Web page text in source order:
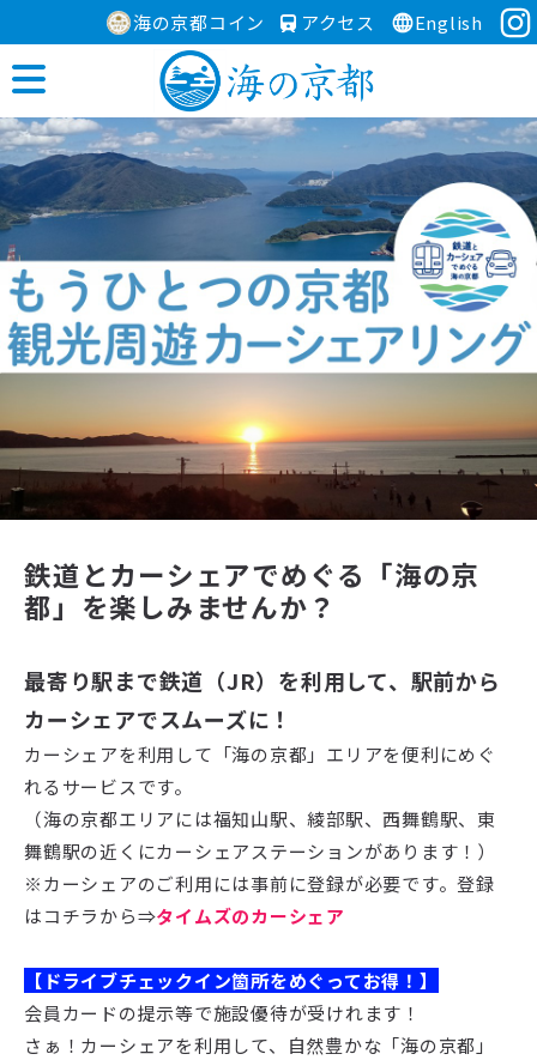
海の京都コイン アクセス English
鉄道とカーシェアでめぐる「海の京
都」を楽しみませんか？
最寄り駅まで鉄道（JR）を利用して、駅前から
カーシェアでスムーズに！
カーシェアを利用して「海の京都」エリアを便利にめぐ
れるサービスです。
（海の京都エリアには福知山駅、綾部駅、西舞鶴駅、東
舞鶴駅の近くにカーシェアステーションがあります！）
※カーシェアのご利用には事前に登録が必要です。登録
はコチラから⇒タイムズのカーシェア
【ドライブチェックイン箇所をめぐってお得！】
会員カードの提示等で施設優待が受けれます！
さぁ！カーシェアを利用して、自然豊かな「海の京都」